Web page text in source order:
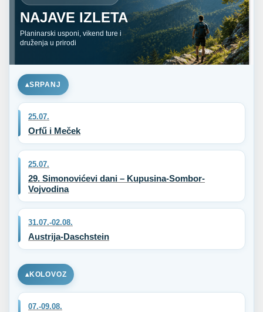
NAJAVE IZLETA
Planinarski usponi, vikend ture i
druženja u prirodi
SRPANJ
25.07.
Orfű i Meček
25.07.
29. Simonovićevi dani – Kupusina-Sombor-
Vojvodina
31.07.-02.08.
Austrija-Daschstein
KOLOVOZ
07.-09.08.